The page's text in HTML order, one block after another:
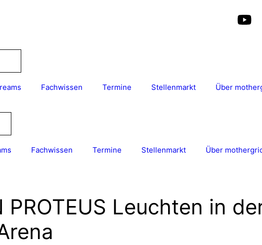
Fachwissen Termine Stellenmarkt Über
Fachwissen Termine Stellenmarkt Über
PROTEUS Leuchten in